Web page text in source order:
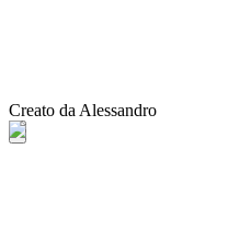
Creato da Alessandro